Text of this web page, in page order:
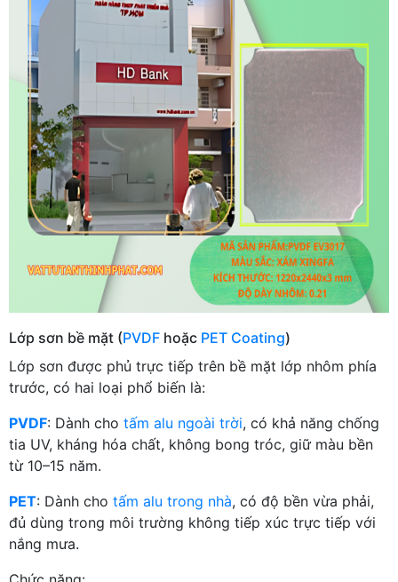
Lớp sơn bề mặt (PVDF hoặc PET Coating)
Lớp sơn được phủ trực tiếp trên bề mặt lớp nhôm phía
trước, có hai loại phổ biến là:
PVDF: Dành cho tấm alu ngoài trời, có khả năng chống
tia UV, kháng hóa chất, không bong tróc, giữ màu bền
từ 10–15 năm.
PET: Dành cho tấm alu trong nhà, có độ bền vừa phải,
đủ dùng trong môi trường không tiếp xúc trực tiếp với
nắng mưa.